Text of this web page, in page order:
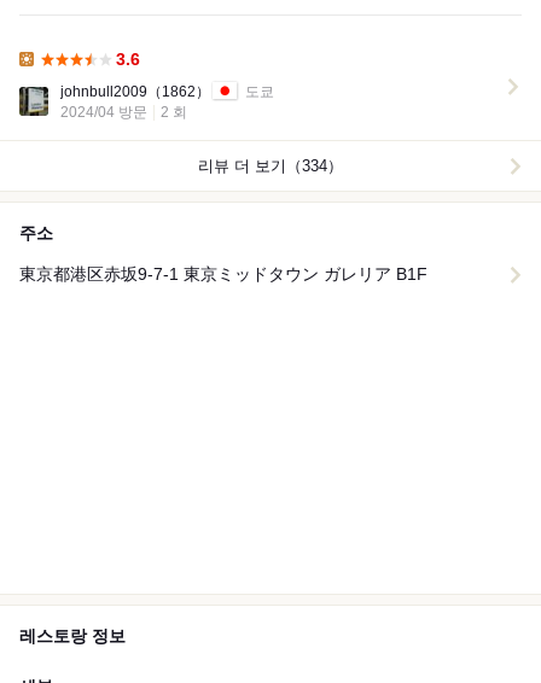
3.6
johnbull2009 （1862）
도쿄
2024/04 방문
2 회
리뷰 더 보기（334）
주소
東京都港区赤坂9-7-1 東京ミッドタウン ガレリア B1F
레스토랑 정보